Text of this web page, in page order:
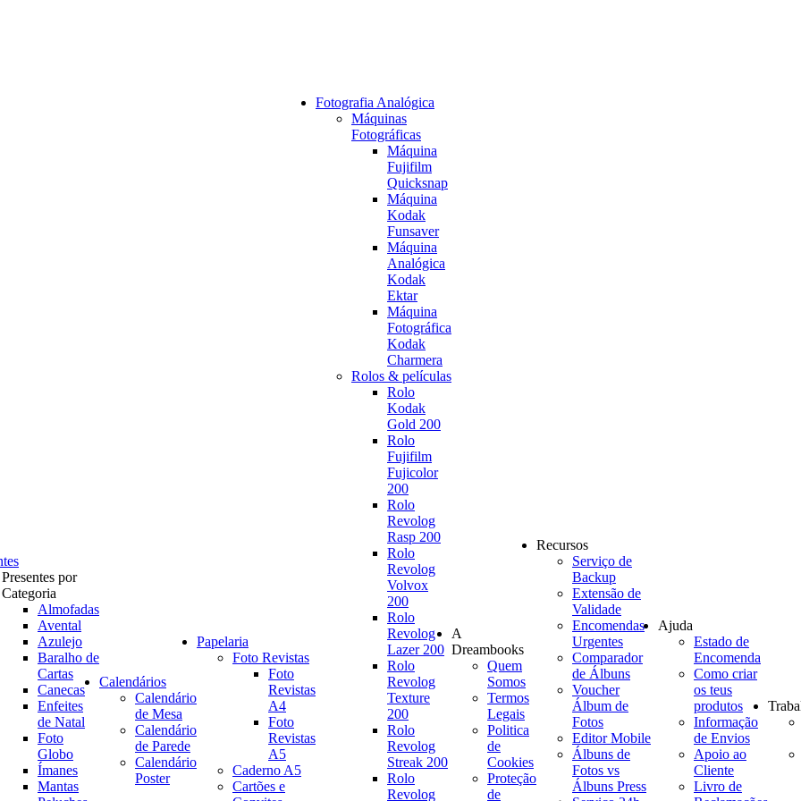
Presentes por
Categoria
Almofadas
Avental
Azulejo
Baralho de
Cartas
Canecas
Enfeites
de Natal
Foto
Globo
Ímanes
Mantas
Calendários
Calendário
de Mesa
Calendário
de Parede
Calendário
Poster
Papelaria
Foto Revistas
Foto
Revistas
A4
Foto
Revistas
A5
Caderno A5
Cartões e
Fotografia Analógica
Máquinas
Fotográficas
Máquina
Fujifilm
Quicksnap
Máquina
Kodak
Funsaver
Máquina
Analógica
Kodak
Ektar
Máquina
Fotográfica
Kodak
Charmera
Rolos & películas
Rolo
Kodak
Gold 200
Rolo
Fujifilm
Fujicolor
200
Rolo
Revolog
Rasp 200
Rolo
Revolog
Volvox
200
Rolo
Revolog
Lazer 200
Rolo
Revolog
Texture
200
Rolo
Revolog
Streak 200
Rolo
Revolog
A
Dreambooks
Quem
Somos
Termos
Legais
Politica
de
Cookies
Proteção
de
Recursos
Serviço de
Backup
Extensão de
Validade
Encomendas
Urgentes
Comparador
de Álbuns
Voucher
Álbum de
Fotos
Editor Mobile
Álbuns de
Fotos vs
Álbuns Press
Ajuda
Estado de
Encomenda
Como criar
os teus
produtos
Informação
de Envios
Apoio ao
Cliente
Livro de